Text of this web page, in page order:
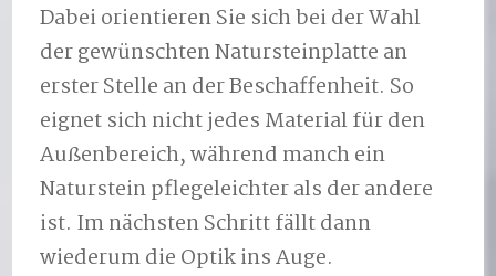
Dabei orientieren Sie sich bei der Wahl
der gewünschten Natursteinplatte an
erster Stelle an der Beschaffenheit. So
eignet sich nicht jedes Material für den
Außenbereich, während manch ein
Naturstein pflegeleichter als der andere
ist. Im nächsten Schritt fällt dann
wiederum die Optik ins Auge.